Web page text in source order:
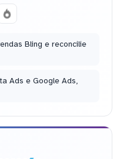
Bling e reconcilie
Ads e Google Ads,